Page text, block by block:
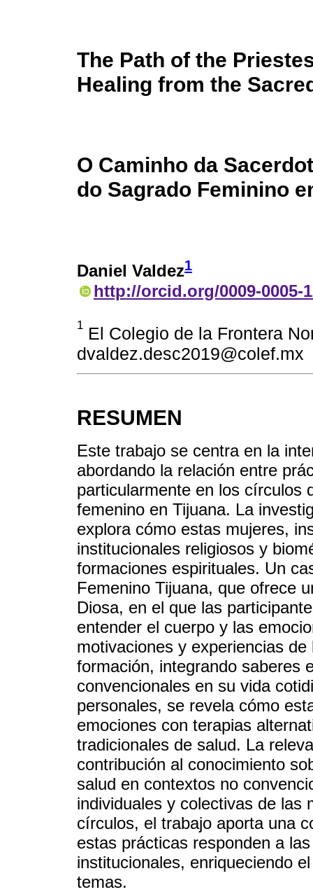
The Path of the
Healing from the
O Caminho da
do Sagrado Feminino
Daniel Valdez1
http://orcid.org/0009-0005-
1 El Colegio de la Frontera
dvaldez.desc2019@colef.mx
RESUMEN
Este trabajo se centra en la
abordando la relación entre
particularmente en los círculos
femenino en Tijuana. La
explora cómo estas mujeres,
institucionales religiosos y
formaciones espirituales. Un
Femenino Tijuana, que ofrece
Diosa, en el que las
entender el cuerpo y las
motivaciones y experiencias
formación, integrando saberes
convencionales en su vida
personales, se revela cómo
emociones con terapias
tradicionales de salud. La
contribución al conocimiento
salud en contextos no
individuales y colectivas de las
círculos, el trabajo aporta una
estas prácticas responden a
institucionales, enriqueciendo
temas.